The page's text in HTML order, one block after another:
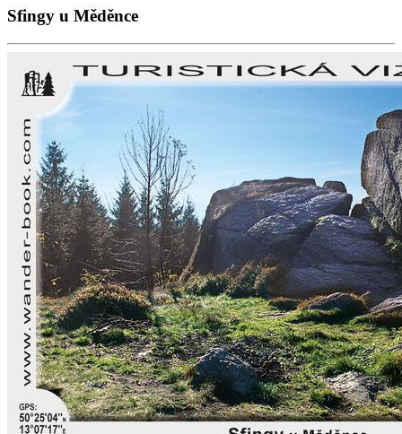
Sfingy u Měděnce